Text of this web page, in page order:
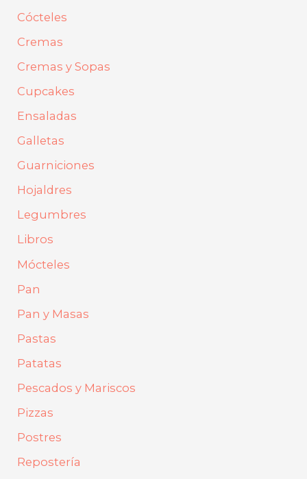
Cócteles
Cremas
Cremas y Sopas
Cupcakes
Ensaladas
Galletas
Guarniciones
Hojaldres
Legumbres
Libros
Mócteles
Pan
Pan y Masas
Pastas
Patatas
Pescados y Mariscos
Pizzas
Postres
Repostería